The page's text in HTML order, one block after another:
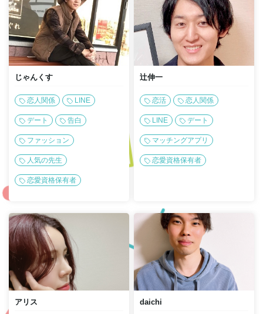
じゃんくす
恋人関係 LINE
デート 告白
ファッション
人気の先生
恋愛資格保有者
辻伸一
恋活 恋人関係
LINE デート
マッチングアプリ
恋愛資格保有者
アリス daichi